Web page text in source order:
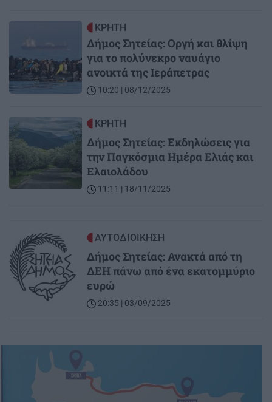
ΚΡΗΤΗ
Δήμος Σητείας: Οργή και θλίψη
για το πολύνεκρο ναυάγιο
ανοικτά της Ιεράπετρας
10:20 | 08/12/2025
Image ΚΡΗΤΗ
Δήμος Σητείας: Εκδηλώσεις για
την Παγκόσμια Ημέρα Ελιάς και
Ελαιολάδου
11:11 | 18/11/2025
Image ΑΥΤΟΔΙΟΙΚΗΣΗ
Δήμος Σητείας: Ανακτά από τη
ΔΕΗ πάνω από ένα εκατομμύριο
ευρώ
20:35 | 03/09/2025